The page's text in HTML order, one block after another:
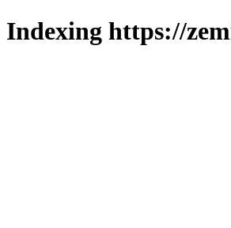
Indexing https://